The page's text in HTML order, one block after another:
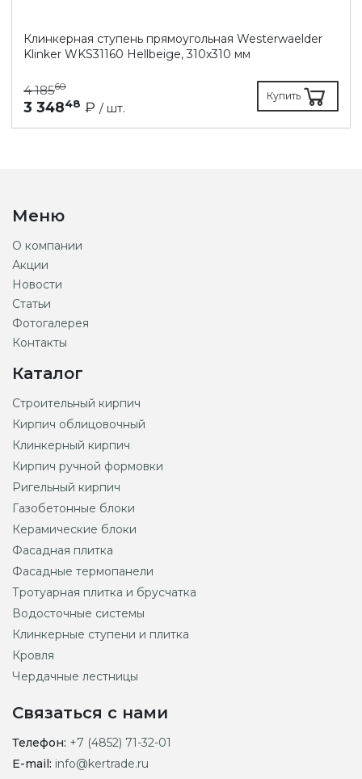
Клинкерная ступень прямоугольная Westerwaelder
Klinker WKS31160 Hellbeige, 310х310 мм
4 18560
3 34848 ₽ / шт.
Купить
Меню
О компании
Акции
Новости
Статьи
Фотогалерея
Контакты
Каталог
Строительный кирпич
Кирпич облицовочный
Клинкерный кирпич
Кирпич ручной формовки
Ригельный кирпич
Газобетонные блоки
Керамические блоки
Фасадная плитка
Фасадные термопанели
Тротуарная плитка и брусчатка
Водосточные системы
Клинкерные ступени и плитка
Кровля
Чердачные лестницы
Связаться с нами
Телефон: +7 (4852) 71-32-01
E-mail: info@kertrade.ru